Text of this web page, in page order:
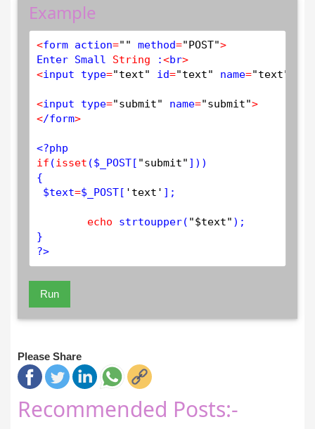
Example
<form action="" method="POST">
Enter Small String :<br>
<input type="text" id="text" name="text"
<input type="submit" name="submit">
</form>
<?php
if (isset ($ _POST[ "submit" ]))
{
$text=$ _POST[ 'text' ];
echo strtoupper( "$text" );
?>
Run
Please Share
Recommended Posts:-